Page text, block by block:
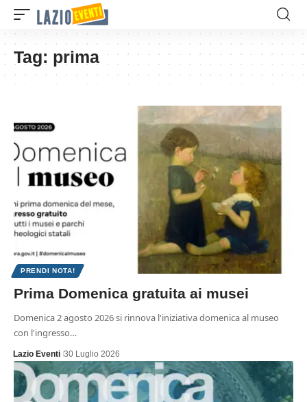
Tag: prima
PRENDI NOTA!
Prima Domenica gratuita ai musei
Domenica 2 agosto 2026 si rinnova l'iniziativa domenica al museo
con l'ingresso…
Lazio Eventi 30 Luglio 2026